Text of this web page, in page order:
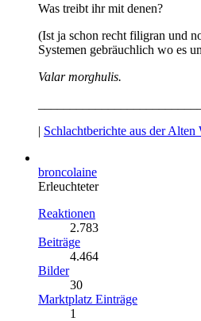
Was treibt ihr mit denen?
(Ist ja schon recht filigran und
Systemen gebräuchlich wo es
Valar morghulis.
| Schlachtberichte aus der Alten
broncolaine
Erleuchteter
Reaktionen
2.783
Beiträge
4.464
Bilder
30
Marktplatz Einträge
1